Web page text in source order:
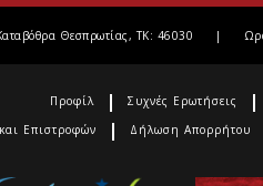
Θεσπρωτίας, ΤΚ: 46030 |
Προφίλ Συχνές Ερωτήσεις
Επιστροφών
Δήλωση Απορρήτου